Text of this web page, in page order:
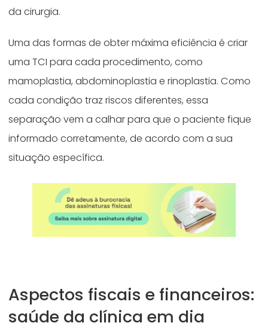
da cirurgia.
Uma das formas de obter máxima eficiência é criar
uma TCI para cada procedimento, como
mamoplastia, abdominoplastia e rinoplastia. Como
cada condição traz riscos diferentes, essa
separação vem a calhar para que o paciente fique
informado corretamente, de acordo com a sua
situação específica.
Aspectos fiscais e financeiros:
saúde da clínica em dia